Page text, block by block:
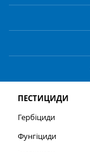
ПЕСТИЦИДИ
Гербіциди
Фунгіциди